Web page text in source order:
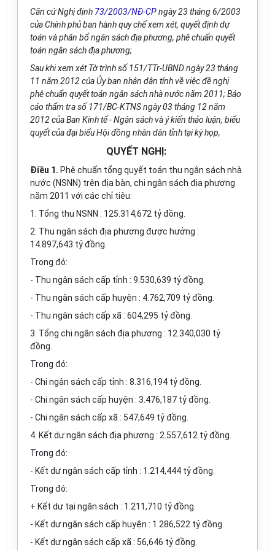
Căn cứ Nghị định 73/2003/NĐ-CPngày 23 tháng 6/2003
của Chính phủ ban hành quy chế xem xét, quyết định dự
toán và phân bổ ngân sách địa phương, phê chuẩn quyết
toán ngân sách địa phương;
Sau khi xem xét Tờ trình số 151/TTr-UBND ngày 23 tháng
11 năm 2012 của Ủy ban nhân dân tỉnh về việc đề nghị
phê chuẩn quyết toán ngân sách nhà nước năm 2011; Báo
cáo thẩm tra số 171/BC-KTNS ngày 03 tháng 12 năm
2012 của Ban Kinh tế - Ngân sách và ý kiến thảo luận, biểu
quyết của đại biểu Hội đồng nhân dân tỉnh tại kỳ họp,
QUYẾT NGHỊ:
Điều 1. Phê chuẩn tổng quyết toán thu ngân sách nhà
nước (NSNN) trên địa bàn, chi ngân sách địa phương
năm 2011 với các chỉ tiêu:
1. Tổng thu NSNN : 125.314,672 tỷđồng.
2. Thu ngân sách địa phương được hưởng :
14.897,643 tỷ đồng.
Trong đó:
- Thu ngân sách cấp tỉnh : 9.530,639 tỷ đồng.
- Thu ngân sách cấp huyện : 4.762,709 tỷ đồng.
- Thu ngân sách cấp xã : 604,295 tỷ đồng.
3. Tổng chi ngân sách địa phương : 12.340,030 tỷ
đồng.
Trong đó:
- Chi ngân sách cấp tỉnh : 8.316,194 tỷ đồng.
- Chi ngân sách cấp huyện : 3.476,187 tỷ đồng.
- Chi ngân sách cấp xã : 547,649 tỷ đồng.
4. Kết dư ngân sách địa phương : 2.557,612 tỷ đồng.
Trong đó:
- Kết dư ngân sách cấp tỉnh : 1.214,444 tỷ đồng.
Trong đó:
+ Kết dư tại ngân sách : 1.211,710 tỷ đồng.
- Kết dư ngân sách cấp huyện : 1.286,522 tỷ đồng.
- Kết dư ngân sách cấp xã : 56,646 tỷ đồng.